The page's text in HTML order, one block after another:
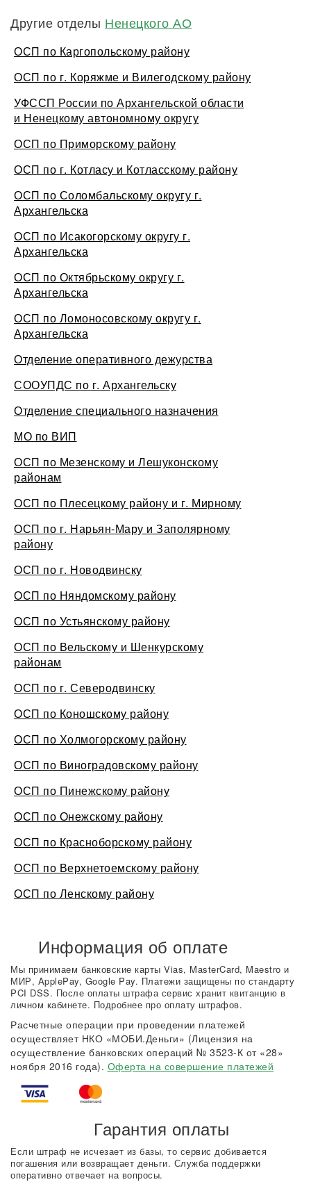
Другие отделы Ненецкого АО
ОСП по Каргопольскому району
ОСП по г. Коряжме и Вилегодскому району
УФССП России по Архангельской области
и Ненецкому автономному округу
ОСП по Приморскому району
ОСП по г. Котласу и Котласскому району
ОСП по Соломбальскому округу г.
Архангельска
ОСП по Исакогорскому округу г.
Архангельска
ОСП по Октябрьскому округу г.
Архангельска
ОСП по Ломоносовскому округу г.
Архангельска
Отделение оперативного дежурства
СООУПДС по г. Архангельску
Отделение специального назначения
МО по ВИП
ОСП по Мезенскому и Лешуконскому
районам
ОСП по Плесецкому району и г. Мирному
ОСП по г. Нарьян-Мару и Заполярному
району
ОСП по г. Новодвинску
ОСП по Няндомскому району
ОСП по Устьянскому району
ОСП по Вельскому и Шенкурскому
районам
ОСП по г. Северодвинску
ОСП по Коношскому району
ОСП по Холмогорскому району
ОСП по Виноградовскому району
ОСП по Пинежскому району
ОСП по Онежскому району
ОСП по Красноборскому району
ОСП по Верхнетоемскому району
ОСП по Ленскому району
Информация об оплате
Мы принимаем банковские карты Vias, MasterCard, Maestro и
МИР, ApplePay, Google Pay. Платежи защищены по стандарту
PCI DSS. После оплаты штрафа сервис хранит квитанцию в
личном кабинете. Подробнее про оплату штрафов.
Расчетные операции при проведении платежей
осуществляет НКО «МОБИ.Деньги» (Лицензия на
осуществление банковских операций № 3523-К от «28»
ноября 2016 года). Оферта на совершение платежей
Гарантия оплаты
Если штраф не исчезает из базы, то сервис добивается
погашения или возвращает деньги. Служба поддержки
оперативно отвечает на вопросы.